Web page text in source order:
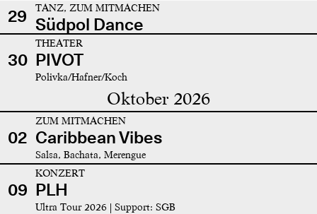
29 TANZ, ZUM MITMACHEN
Südpol Dance
30
THEATER
PIVOT
Polivka/Hafner/Koch
Oktober 2026
02
ZUM MITMACHEN
Caribbean Vibes
Salsa, Bachata, Merengue
09
KONZERT
PLH
Ultra Tour 2026 | Support: SGB